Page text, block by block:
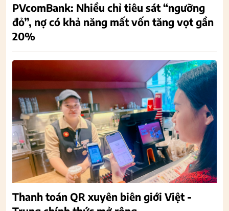
PVcomBank: Nhiều chỉ tiêu sát “ngưỡng
đỏ”, nợ có khả năng mất vốn tăng vọt gần
20%
Thanh toán QR xuyên biên giới Việt -